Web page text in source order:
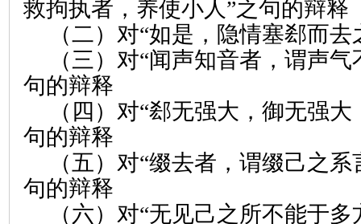
救拘执者，养使小人”之句的辩释
（二）对“如是，隐情塞郄而
（三）对“闻声知音者，谓声
句的辩释
（四）对“郄无强大，御无强
句的辩释
（五）对“缀去者，谓缀己之
句的辩释
（六）对“无见己之所不能于